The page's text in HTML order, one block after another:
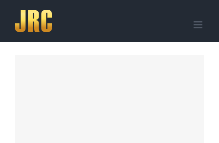
content